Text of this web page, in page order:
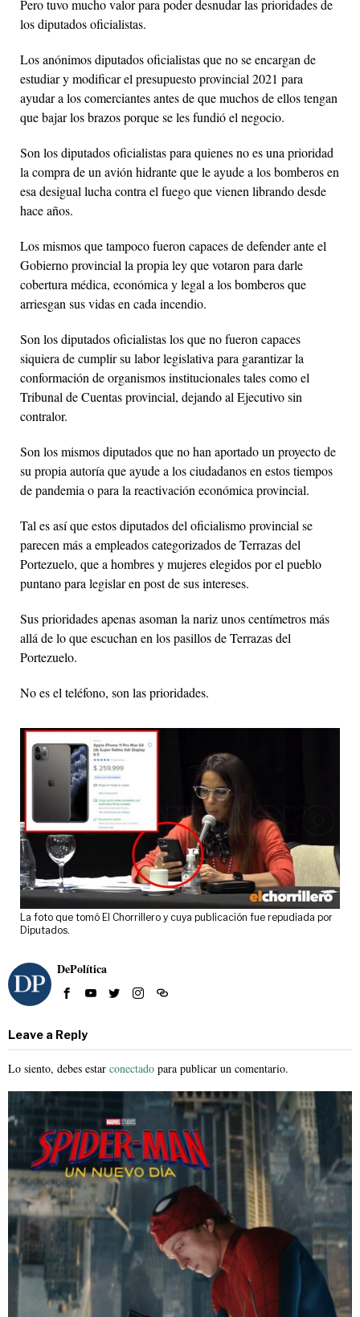
Pero tuvo mucho valor para poder desnudar las prioridades de
los diputados oficialistas.
Los anónimos diputados oficialistas que no se encargan de
estudiar y modificar el presupuesto provincial 2021 para
ayudar a los comerciantes antes de que muchos de ellos tengan
que bajar los brazos porque se les fundió el negocio.
Son los diputados oficialistas para quienes no es una prioridad
la compra de un avión hidrante que le ayude a los bomberos en
esa desigual lucha contra el fuego que vienen librando desde
hace años.
Los mismos que tampoco fueron capaces de defender ante el
Gobierno provincial la propia ley que votaron para darle
cobertura médica, económica y legal a los bomberos que
arriesgan sus vidas en cada incendio.
Son los diputados oficialistas los que no fueron capaces
siquiera de cumplir su labor legislativa para garantizar la
conformación de organismos institucionales tales como el
Tribunal de Cuentas provincial, dejando al Ejecutivo sin
contralor.
Son los mismos diputados que no han aportado un proyecto de
su propia autoría que ayude a los ciudadanos en estos tiempos
de pandemia o para la reactivación económica provincial.
Tal es así que estos diputados del oficialismo provincial se
parecen más a empleados categorizados de Terrazas del
Portezuelo, que a hombres y mujeres elegidos por el pueblo
puntano para legislar en post de sus intereses.
Sus prioridades apenas asoman la nariz unos centímetros más
allá de lo que escuchan en los pasillos de Terrazas del
Portezuelo.
No es el teléfono, son las prioridades.
La foto que tomó El Chorrillero y cuya publicación fue repudiada por
Diputados.
DePolítica
Leave a Reply
Lo siento, debes estar conectado para publicar un comentario.